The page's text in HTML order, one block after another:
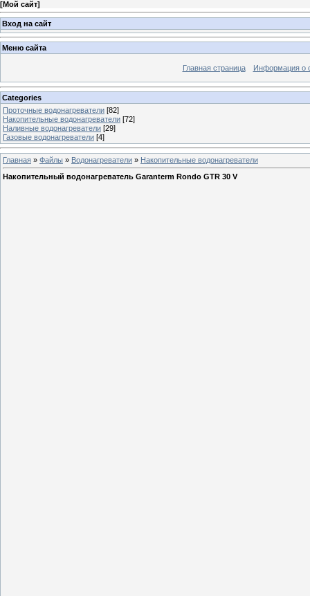
[Мой сайт]
Вход на сайт
Меню сайта
Главная страница Информация о
Categories
Проточные водонагреватели [82]
Накопительные водонагреватели [72]
Наливные водонагреватели [29]
Газовые водонагреватели [4]
Главная » Файлы » Водонагреватели » Накопительные водонагреватели
Накопительный водонагреватель Garanterm Rondo GTR 30 V